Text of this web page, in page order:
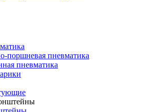
поршневая пневматика
пневматика